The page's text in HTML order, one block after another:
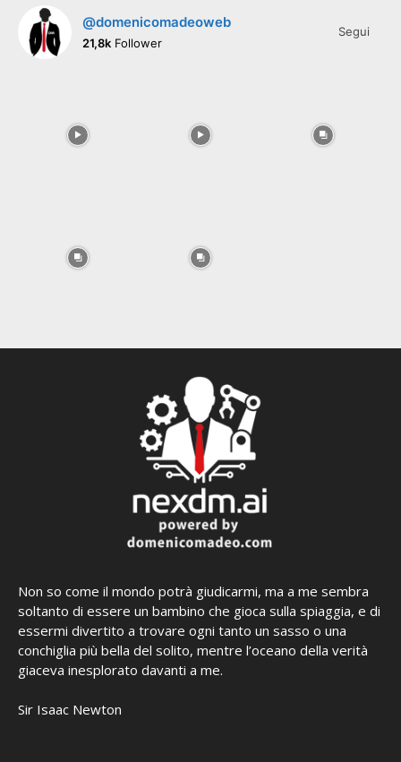
@domenicomadeoweb
21,8k Follower
Segui
Non so come il mondo potrà giudicarmi, ma a me sembra
soltanto di essere un bambino che gioca sulla spiaggia, e di
essermi divertito a trovare ogni tanto un sasso o una
conchiglia più bella del solito, mentre l’oceano della verità
giaceva inesplorato davanti a me.
Sir Isaac Newton